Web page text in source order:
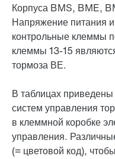
Корпуса BMS, BME,
Напряжение питания
контрольные клеммы
клеммы 13-15
тормоза ВЕ.
В таблицах приведены
систем управления
в клеммной коробке
управления.
(= цветовой код),